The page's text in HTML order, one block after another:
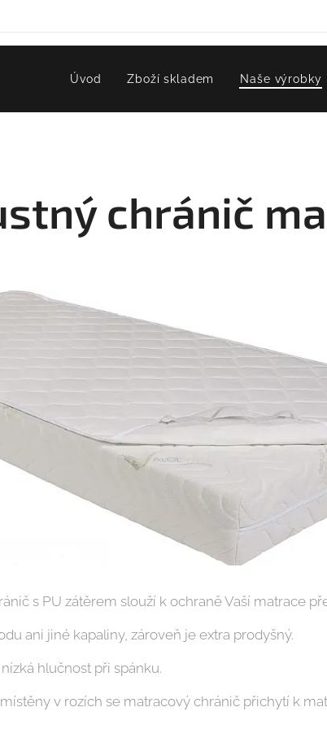
Úvod Zboží skladem Naše výrobky
chránič
s PU zátěrem slouží k ochraně Vaší matrace
ani jiné kapaliny, zároveň je extra prodyšný.
hlučnost při spánku.
v rozích se matracový chránič přichytí k